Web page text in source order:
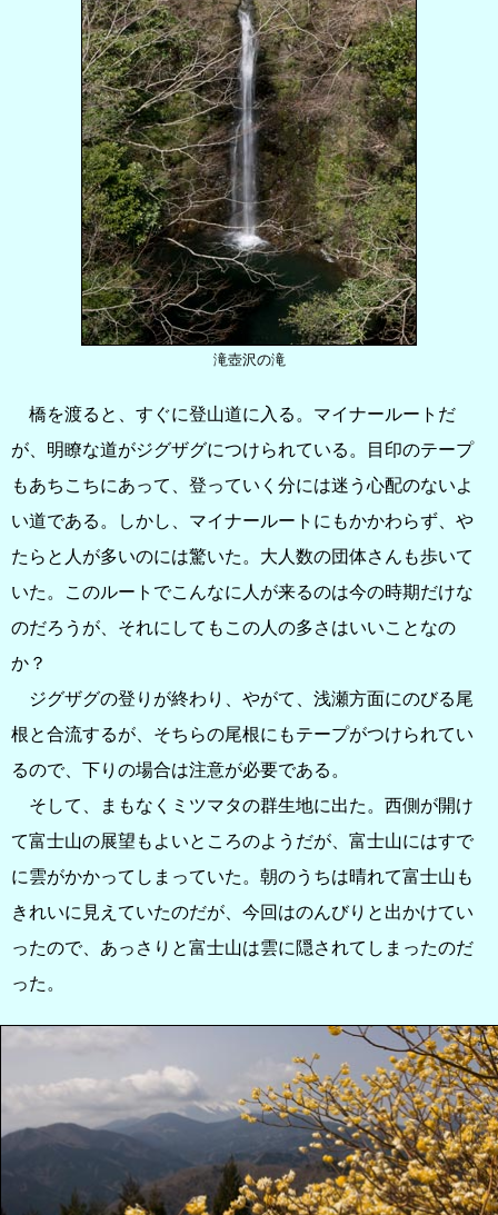
滝壺沢の滝
橋を渡ると、すぐに登山道に入る。マイナールートだ
が、明瞭な道がジグザグにつけられている。目印のテープ
もあちこちにあって、登っていく分には迷う心配のないよ
い道である。しかし、マイナールートにもかかわらず、や
たらと人が多いのには驚いた。大人数の団体さんも歩いて
いた。このルートでこんなに人が来るのは今の時期だけな
のだろうが、それにしてもこの人の多さはいいことなの
か？
ジグザグの登りが終わり、やがて、浅瀬方面にのびる尾
根と合流するが、そちらの尾根にもテープがつけられてい
るので、下りの場合は注意が必要である。
そして、まもなくミツマタの群生地に出た。西側が開け
て富士山の展望もよいところのようだが、富士山にはすで
に雲がかかってしまっていた。朝のうちは晴れて富士山も
きれいに見えていたのだが、今回はのんびりと出かけてい
ったので、あっさりと富士山は雲に隠されてしまったのだ
った。